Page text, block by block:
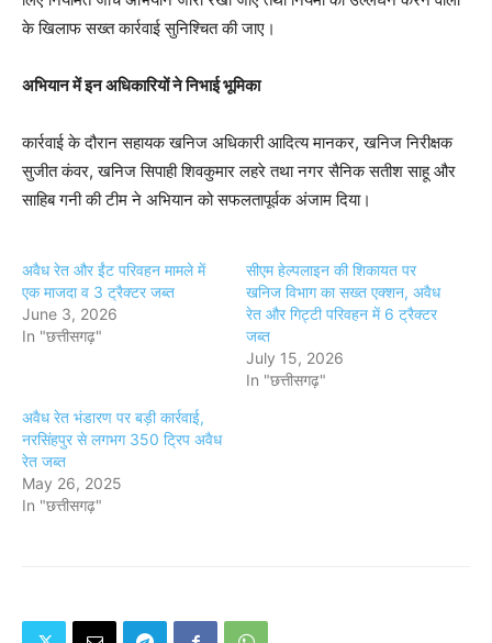
के खिलाफ सख्त कार्रवाई सुनिश्चित की जाए।
अभियान में इन अधिकारियों ने निभाई भूमिका
कार्रवाई के दौरान सहायक खनिज अधिकारी आदित्य मानकर, खनिज निरीक्षक
सुजीत कंवर, खनिज सिपाही शिवकुमार लहरे तथा नगर सैनिक सतीश साहू और
साहिब गनी की टीम ने अभियान को सफलतापूर्वक अंजाम दिया।
अवैध रेत और ईंट परिवहन मामले में
एक माजदा व 3 ट्रैक्टर जब्त
June 3, 2026
In "छत्तीसगढ़"
सीएम हेल्पलाइन की शिकायत पर
खनिज विभाग का सख्त एक्शन, अवैध
रेत और गिट्टी परिवहन में 6 ट्रैक्टर
जब्त
July 15, 2026
In "छत्तीसगढ़"
अवैध रेत भंडारण पर बड़ी कार्रवाई,
नरसिंहपुर से लगभग 350 ट्रिप अवैध
रेत जब्त
May 26, 2025
In "छत्तीसगढ़"